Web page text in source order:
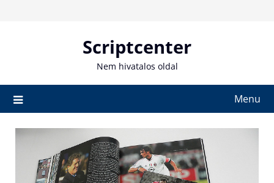
Scriptcenter
Nem hivatalos oldal
Menu